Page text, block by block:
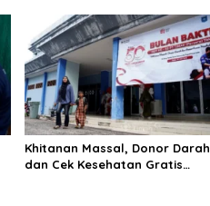
Khitanan Massal, Donor Darah
dan Cek Kesehatan Gratis